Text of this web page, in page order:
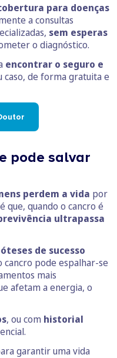
para doenças
a consultas
sem esperas
o diagnóstico.
encontrar o seguro e
caso, de forma gratuita e
pode salvar
perdem a vida por
que, quando o cancro é
ultrapassa
de sucesso
cancro pode espalhar-se
mais
afetam a energia, o
, ou com historial
garantir uma vida